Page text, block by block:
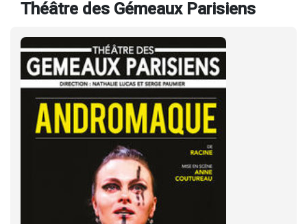
Théâtre des Gémeaux Parisiens